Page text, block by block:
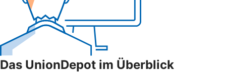
Das UnionDepot im Überblick